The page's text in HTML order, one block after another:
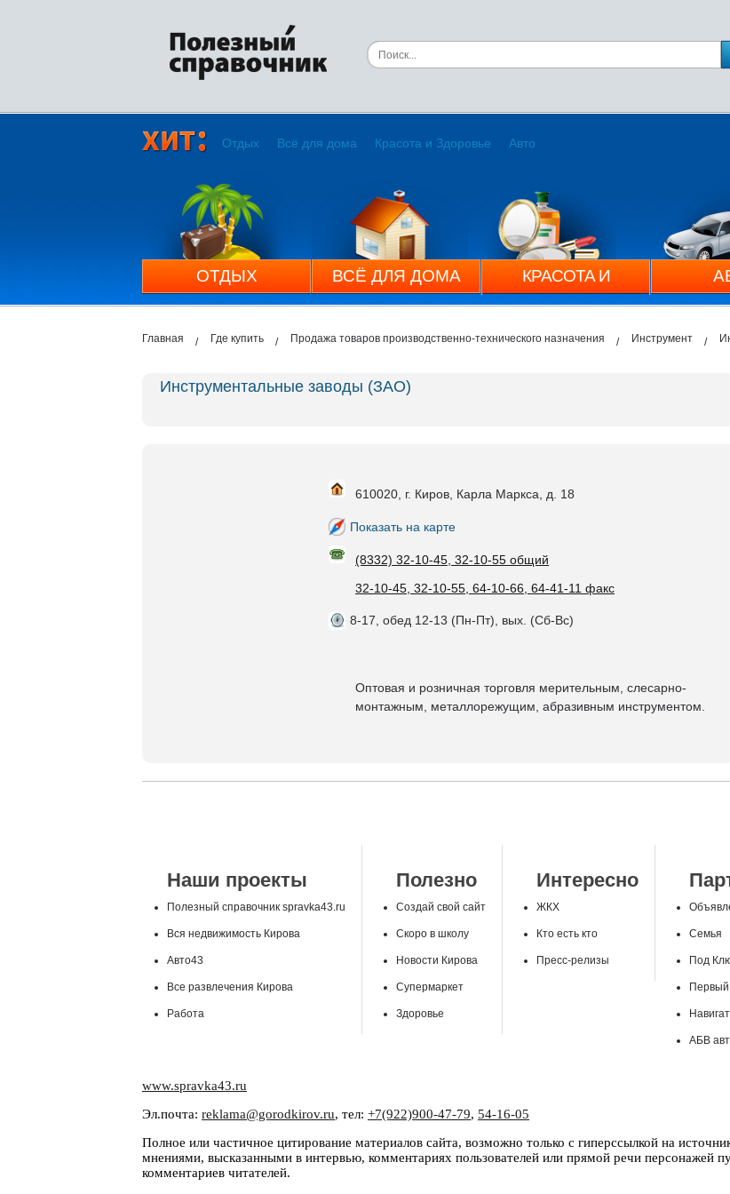
Отдых Всё для дома Красота и Здоровье Авто
ОТДЫХ ВСЁ ДЛЯ ДОМА
КРАСОТА И
ЗДОРОВЬЕ
Главная Где купить Продажа товаров производственно-технического назначения Инструмент
Инструментальные заводы (ЗАО)
610020, г. Киров, Карла Маркса, д. 18
Показать на карте
(8332) 32-10-45, 32-10-55 общий
32-10-45, 32-10-55, 64-10-66, 64-41-11 факс
8-17, обед 12-13 (Пн-Пт), вых. (Сб-Вс)
Оптовая и розничная торговля мерительным, слесарно-
монтажным, металлорежущим, абразивным инструментом.
Наши проекты
Полезный справочник spravka43.ru
Вся недвижимость Кирова
Авто43
Все развлечения Кирова
Работа
Полезно
Создай свой сайт
Скоро в школу
Новости Кирова
Супермаркет
Здоровье
Интересно
ЖКХ
Кто есть кто
Пресс-релизы
Семья
Под
Первый
АБВ
www.spravka43.ru
Эл.почта: reklama@gorodkirov.ru, тел: +7(922)900-47-79, 54-16-05
Полное или частичное цитирование материалов сайта, возможно только с гиперссылкой на
мнениями, высказанными в интервью, комментариях пользователей или прямой речи персонажей
комментариев читателей.